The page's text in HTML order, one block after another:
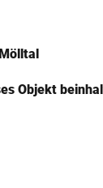
Objekt